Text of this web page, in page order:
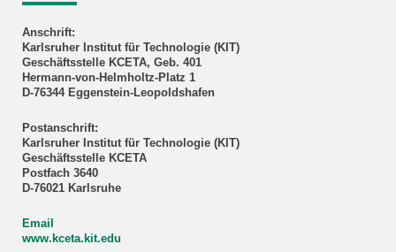
Anschrift:
Karlsruher Institut für Technologie (KIT)
Geschäftsstelle KCETA, Geb. 401
Hermann-von-Helmholtz-Platz 1
D-76344 Eggenstein-Leopoldshafen
Postanschrift:
Karlsruher Institut für Technologie (KIT)
Geschäftsstelle KCETA
Postfach 3640
D-76021 Karlsruhe
Email
www.kceta.kit.edu